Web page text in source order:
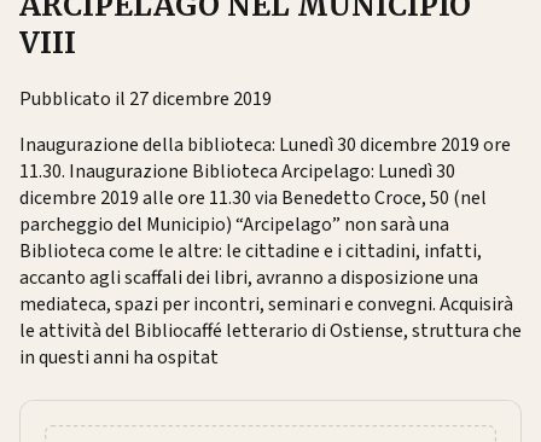
VIII
Pubblicato il 27 dicembre 2019
Inaugurazione della biblioteca: Lunedì 30 dicembre 2019 ore
11.30. Inaugurazione Biblioteca Arcipelago: Lunedì 30
dicembre 2019 alle ore 11.30 via Benedetto Croce, 50 (nel
parcheggio del Municipio) “Arcipelago” non sarà una
Biblioteca come le altre: le cittadine e i cittadini, infatti,
accanto agli scaffali dei libri, avranno a disposizione una
mediateca, spazi per incontri, seminari e convegni. Acquisirà
le attività del Bibliocaffé letterario di Ostiense, struttura che
in questi anni ha ospitat